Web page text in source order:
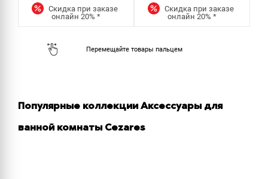
Скидка при заказе
онлайн20%*
Скидка при заказе
онлайн20%*
Популярные коллекции Аксессуары для
ванной комнаты Cezares